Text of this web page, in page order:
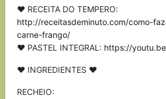
♥ RECEITA DO TEMPERO:
http://receitasdeminuto.com/como-
carne-frango/
♥ PASTEL INTEGRAL: https://
♥ INGREDIENTES ♥
RECHEIO: